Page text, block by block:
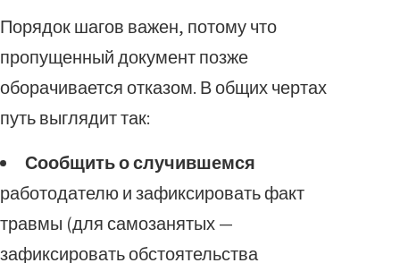
Порядок шагов важен, потому что
пропущенный документ позже
оборачивается отказом. В общих чертах
путь выглядит так:
Сообщить о случившемся
работодателю и зафиксировать факт
травмы (для самозанятых —
зафиксировать обстоятельства